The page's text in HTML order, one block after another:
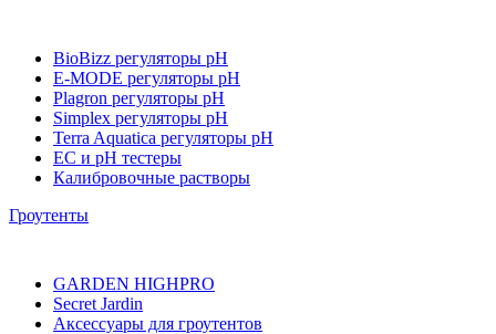
BioBizz регуляторы pH
E-MODE регуляторы pH
Plagron регуляторы pH
Simplex регуляторы pH
Terra Aquatica регуляторы pH
EC и pH тестеры
Калибровочные растворы
Гроутенты
GARDEN HIGHPRO
Secret Jardin
Аксессуары для гроутентов